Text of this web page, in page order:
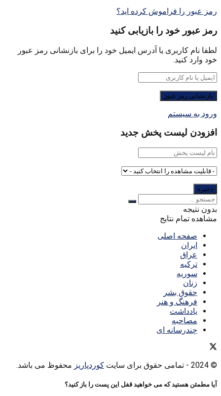
رمز عبور را فراموش کرده اید؟
رمز عبور خود را بازیابی کنید
لطفا نام کاربری یا آدرس ایمیل خود را برای بازنشانی رمز عبور
خود وارد کنید.
ورود به سیستم
افزودن لیست پخش جدید
بدون نتیجه
مشاهده تمام نتایج
صفحه اصلی
ایران
عراق
ترکیه
سوریه
زنان
حقوق بشر
فرهنگ و هنر
یادداشت
مصاحبه
چندرسانه ای
© 2024 - تمامی حقوق برای سایت کوردپاریز محفوظ می باشد.
آیا مطمئن هستید که می خواهید قفل این پست را باز کنید؟